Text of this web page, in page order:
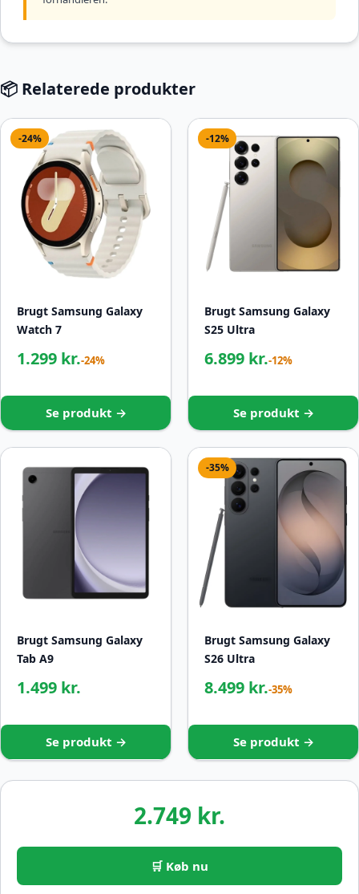
📦 Relaterede produkter
-24%
Brugt Samsung Galaxy
Watch 7
1.299 kr.-24%
Se produkt →
-12%
Brugt Samsung Galaxy
S25 Ultra
6.899 kr.-12%
Se produkt →
Brugt Samsung Galaxy
Tab A9
1.499 kr.
Se produkt →
-35%
Brugt Samsung Galaxy
S26 Ultra
8.499 kr.-35%
Se produkt →
2.749 kr.
🛒 Køb nu